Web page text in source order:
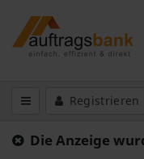
Registrieren
Die Anzeige